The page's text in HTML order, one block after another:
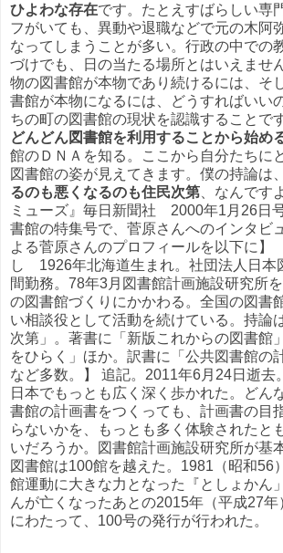
ひよわな存在です。たとえすばらしい専
フがいても、異動や退職などで元の木阿
なってしまうことが多い。行政の中での
づけでも、日の当たる場所とはいえませ
物の図書館が本物であり続けるには、そ
書館が本物になるには、どうすればいい
ちの町の図書館の現状を認識することで
どんどん図書館を利用することから始める
館のＤＮＡを知る。ここから自分たちに
図書館の姿が見えてきます。僕の持論は、
るのも悪くなるのも住民次第 、なんで
ミューズ』毎日新聞社 2000年1月26日
書館の特集号で、菅原さんへのインタビ
よる菅原さんのプロフィールを以下に】
し 1926年北海道生まれ。社団法人日本
間勤務。78年3月図書館計画施設研究所
の図書館づくりにかかわる。全国の図書
い相談役として活動を続けている。持論
次第」。著書に「新版これからの図書館
をひらく」ほか。訳書に「公共図書館の
など多数。】 追記。2011年6月24日逝去
日本でもっとも広く深く歩かれた。どん
書館の計画書をつくっても、計画書の目
らないかを、もっとも多く体験されたと
いだろうか。図書館計画施設研究所が基
図書館は100館を越えた。1981（昭和56
館運動に大きな力となった『としょかん
んが亡くなったあとの2015年（平成27年
にわたって、100号の発行が行われた。